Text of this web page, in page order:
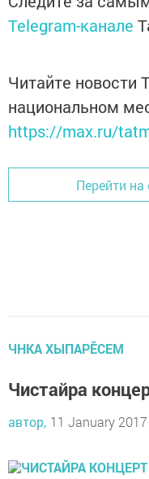
Telegram-канале
Читайте новости
национальном
https://max.ru/
Перейти на
ЧНКА ХЫПАРӖСЕМ
Чистайра
автор, 11 January